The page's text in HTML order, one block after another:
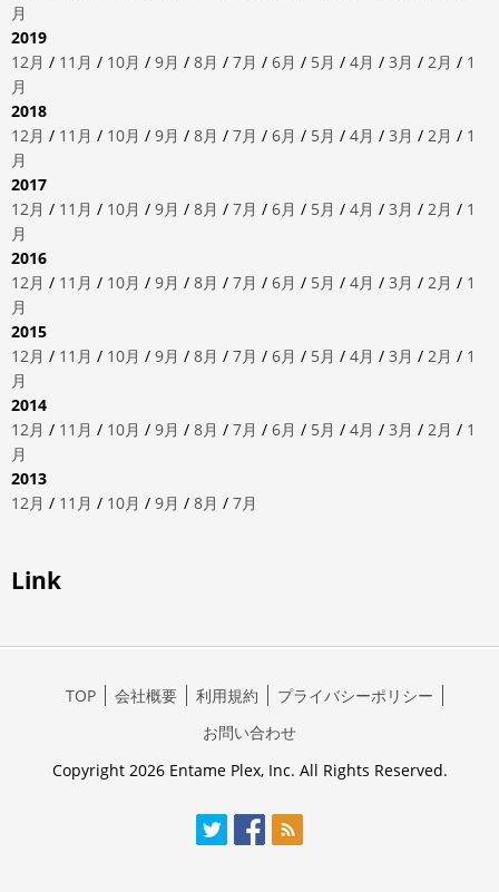
月
2019
12月 / 11月 / 10月 / 9月 / 8月 / 7月 / 6月 / 5月 / 4月 / 3月 / 2月 / 1
月
2018
12月 / 11月 / 10月 / 9月 / 8月 / 7月 / 6月 / 5月 / 4月 / 3月 / 2月 / 1
月
2017
12月 / 11月 / 10月 / 9月 / 8月 / 7月 / 6月 / 5月 / 4月 / 3月 / 2月 / 1
月
2016
12月 / 11月 / 10月 / 9月 / 8月 / 7月 / 6月 / 5月 / 4月 / 3月 / 2月 / 1
月
2015
12月 / 11月 / 10月 / 9月 / 8月 / 7月 / 6月 / 5月 / 4月 / 3月 / 2月 / 1
月
2014
12月 / 11月 / 10月 / 9月 / 8月 / 7月 / 6月 / 5月 / 4月 / 3月 / 2月 / 1
月
2013
12月 / 11月 / 10月 / 9月 / 8月 / 7月
Link
TOP 会社概要 利用規約
プライバシーポリシー
お問い合わせ
Copyright 2026 Entame Plex, Inc. All Rights Reserved.